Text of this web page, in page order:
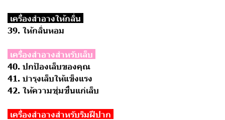
เครื่องสำอางให้กลิ่น
39. ให้กลิ่นหอม
เครื่องสำอางสำหรับเล็บ
40. ปกป้องเล็บของคุณ
41. บำรุงเล็บให้แข็งแรง
42. ให้ความชุ่มชื่นแก่เล็บ
เครื่องสำอางสำหรับริมฝีปาก